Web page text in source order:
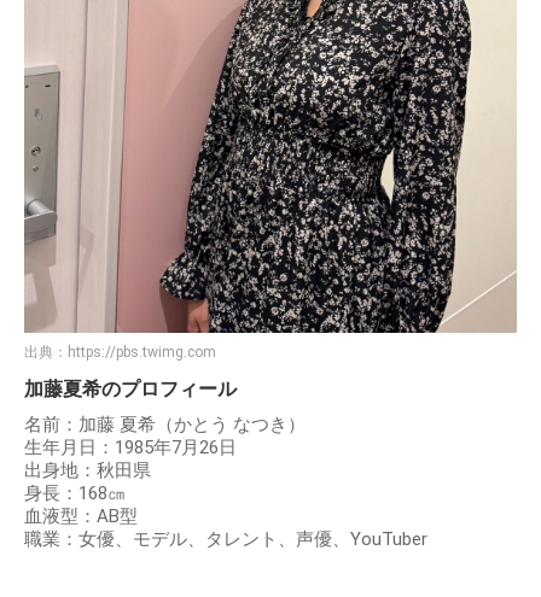
出典： https://pbs.twimg.com
加藤夏希のプロフィール
名前：加藤 夏希（かとう なつき）
生年月日：1985年7月26日
出身地：秋田県
身長：168㎝
血液型：AB型
職業：女優、モデル、タレント、声優、YouTuber